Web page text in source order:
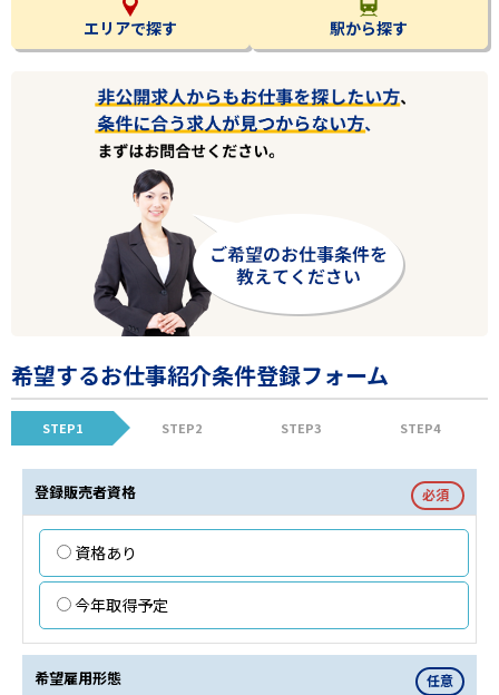
エリアで探す 駅から探す
希望するお仕事紹介条件登録フォーム
STEP1 STEP2 STEP3 STEP4
登録販売者資格 必須
資格あり
今年取得予定
希望雇用形態 任意